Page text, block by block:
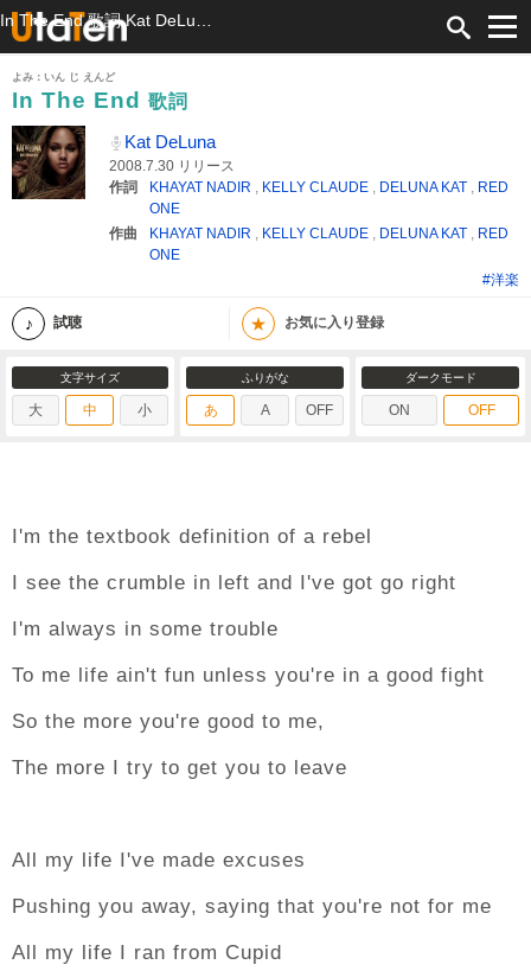
よみ：いん じ えんど
In The End
歌詞
Kat DeLuna
2008.7.30 リリース
作詞
KHAYAT NADIR , KELLY CLAUDE , DELUNA KAT , RED
ONE
作曲
KHAYAT NADIR , KELLY CLAUDE , DELUNA KAT , RED
ONE
#洋楽
試聴 ★ お気に入り登録
文字サイズ
大 中 小
ふりがな
あ A OFF
ダークモード
ON OFF
I'm the textbook definition of a rebel
I see the crumble in left and I've got go right
I'm always in some trouble
To me life ain't fun unless you're in a good fight
So the more you're good to me,
The more I try to get you to leave
All my life I've made excuses
Pushing you away, saying that you're not for me
All my life I ran from Cupid